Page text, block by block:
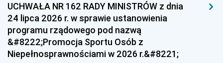
UCHWAŁA NR 162 RADY MINISTRÓW z dnia
24 lipca 2026 r. w sprawie ustanowienia
programu rządowego pod nazwą
&#8222;Promocja Sportu Osób z
Niepełnosprawnościami w 2026 r.&#8221;